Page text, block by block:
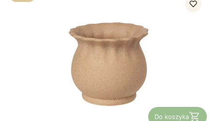
Do koszyka